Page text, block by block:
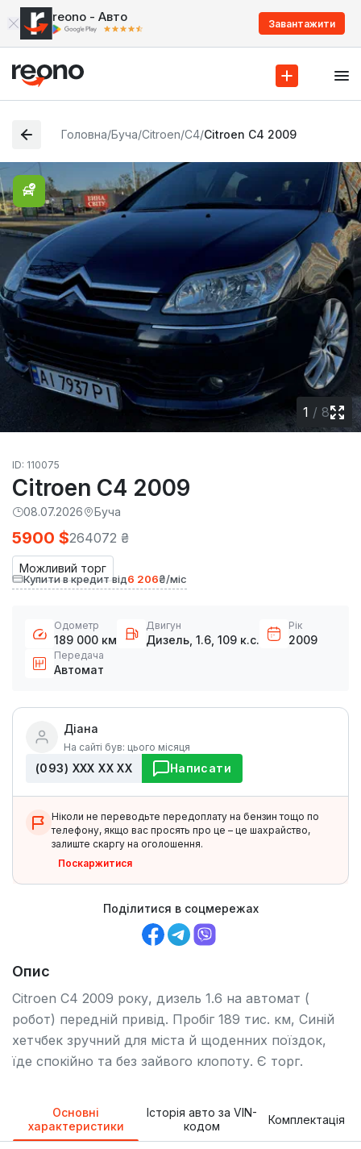
reono - Авто Завантажити
Головна/Буча/Citroen/C4/Citroen C4 2009
1 / 8
ID: 110075
Citroen C4 2009
08.07.2026 Буча
Можливий торг
5900 $264072 ₴
Купити в кредит від6 206₴/міс
Одометр
189 000 км
Двигун
Дизель, 1.6, 109 к.с.
Рік
2009
Передача
Автомат
Діана
На сайті був: цього місяця
(093) ХХХ ХХ ХХ Написати
Ніколи не переводьте передоплату на бензин тощо по
телефону, якщо вас просять про це – це шахрайство,
залиште скаргу на оголошення.
Поскаржитися
Поділитися в соцмережах
Опис
Citroen C4 2009 року, дизель 1.6 на автомат (
робот) передній привід. Пробіг 189 тис. км, Синій
хетчбек зручний для міста й щоденних поїздок,
їде спокійно та без зайвого клопоту. Є торг.
Основні
характеристики
Історія авто за VIN-
кодом
Комплектація